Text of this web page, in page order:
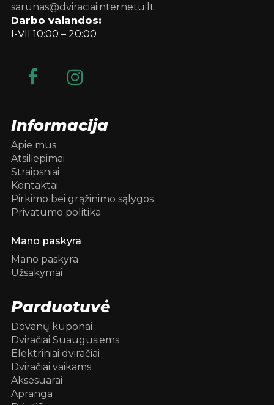
sarunas@dviraciaiinternetu.lt
Darbo valandos:
I-VII 10:00 – 20:00
Informacija
Apie mus
Atsiliepimai
Straipsniai
Kontaktai
Pirkimo bei grąžinimo sąlygos
Privatumo politika
Mano paskyra
Mano paskyra
Užsakymai
Parduotuvė
Dovanų kuponai
Dviračiai Suaugusiems
Elektriniai dviračiai
Dviračiai vaikams
Aksesuarai
Apranga